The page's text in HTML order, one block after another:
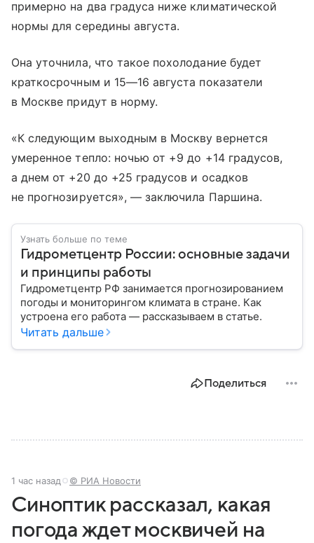
примерно на два градуса ниже климатической
нормы для середины августа.
Она уточнила, что такое похолодание будет
краткосрочным и 15—16 августа показатели
в Москве придут в норму.
«К следующим выходным в Москву вернется
умеренное тепло: ночью от +9 до +14 градусов,
а днем от +20 до +25 градусов и осадков
не прогнозируется», — заключила Паршина.
Узнать больше по теме
Гидрометцентр России: основные задачи
и принципы работы
Гидрометцентр РФ занимается прогнозированием
погоды и мониторингом климата в стране. Как
устроена его работа — рассказываем в статье.
Читать дальше
Поделиться
1 час назад © РИА Новости
Синоптик рассказал, какая
погода ждет москвичей на